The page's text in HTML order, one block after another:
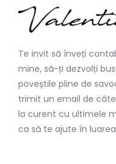
Te invit să înveți
mine, să-ți dezvolți
poveștile pline de
trimit un email de
la curent cu ultimele
ca să te ajute în